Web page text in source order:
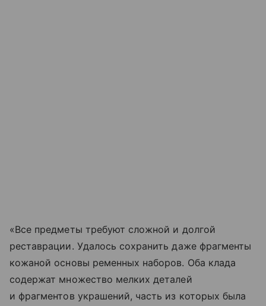
«Все предметы требуют сложной и долгой
реставрации. Удалось сохранить даже фрагменты
кожаной основы ременных наборов. Оба клада
содержат множество мелких деталей
и фрагментов украшений, часть из которых была